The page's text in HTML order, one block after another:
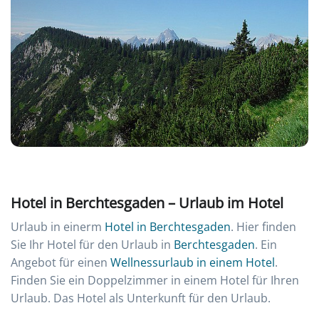
Hotel in Berchtesgaden – Urlaub im Hotel
Urlaub in einerm Hotel in Berchtesgaden. Hier finden
Sie Ihr Hotel für den Urlaub in Berchtesgaden. Ein
Angebot für einen Wellnessurlaub in einem Hotel.
Finden Sie ein Doppelzimmer in einem Hotel für Ihren
Urlaub. Das Hotel als Unterkunft für den Urlaub.